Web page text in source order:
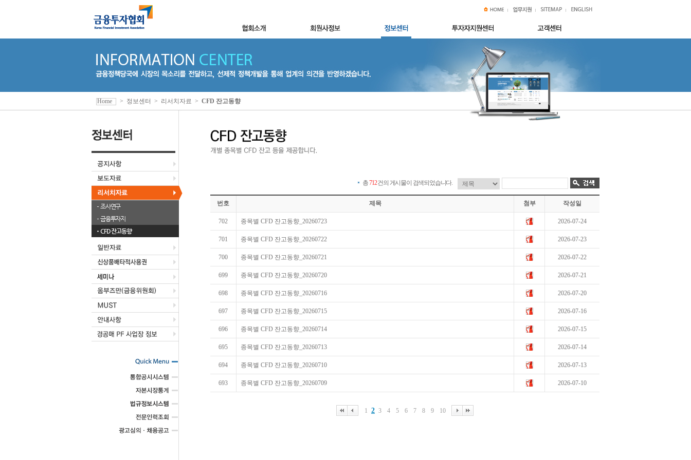
조사연구
금융투자지
CFD 잔고동향
Home > 정보센터 > 리서치자료 > CFD 잔고동향
총712건의 게시물이 검색되었습니다.
번호 제목 첨부 작성일
702 종목별 CFD 잔고동향_20260723 2026-07-24
701 종목별 CFD 잔고동향_20260722 2026-07-23
700 종목별 CFD 잔고동향_20260721 2026-07-22
699 종목별 CFD 잔고동향_20260720 2026-07-21
698 종목별 CFD 잔고동향_20260716 2026-07-20
697 종목별 CFD 잔고동향_20260715 2026-07-16
696 종목별 CFD 잔고동향_20260714 2026-07-15
695 종목별 CFD 잔고동향_20260713 2026-07-14
694 종목별 CFD 잔고동향_20260710 2026-07-13
693 종목별 CFD 잔고동향_20260709 2026-07-10
1 2 3 4 5 6 7 8 9 10